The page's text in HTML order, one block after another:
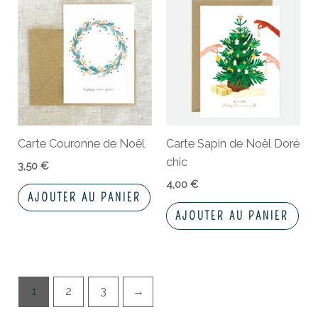
Carte Couronne de Noël
3,50€
AJOUTER AU PANIER
Carte Sapin de Noël Doré
chic
4,00 €
AJOUTER AU PANIER
1 2 3 →